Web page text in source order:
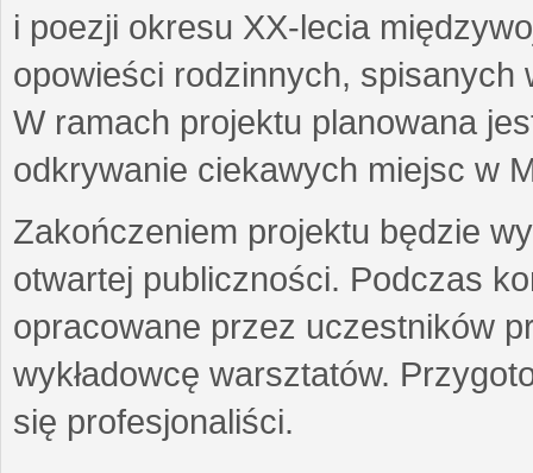
i poezji okresu XX-lecia
opowieści rodzinnych,
W ramach projektu planowana
odkrywanie ciekawych miejsc w
Zakończeniem projektu będzie
otwartej publiczności. Podczas
opracowane przez uczestników
wykładowcę warsztatów.
się profesjonaliści.